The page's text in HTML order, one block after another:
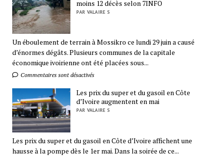
moins 12 décès selon 7INFO
PAR VALAIRE S
Un éboulement de terrain à Mossikro ce lundi 29 juin a causé
d’énormes dégâts. Plusieurs communes de la capitale
économique ivoirienne ont été placées sous...
Commentaires sont désactivés
Les prix du super et du gasoil en Côte
d’Ivoire augmentent en mai
PAR VALAIRE S
Les prix du super et du gasoil en Côte d’Ivoire affichent une
hausse à la pompe dès le 1er mai. Dans la soirée de ce...